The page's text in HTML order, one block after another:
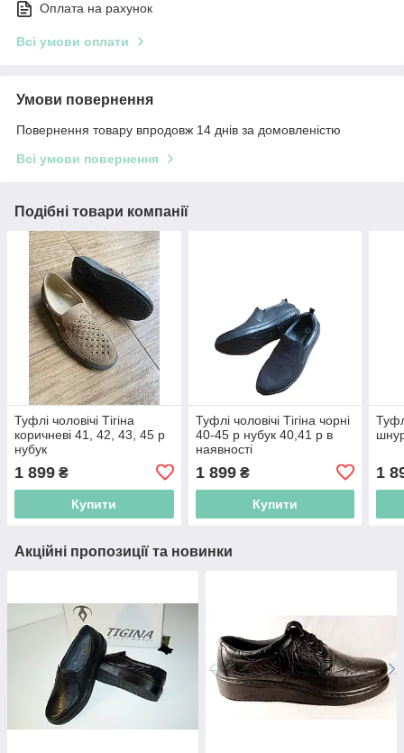
Оплата на рахунок
Всі умови оплати
Умови повернення
Повернення товару впродовж 14 днів за домовленістю
Всі умови повернення
Подібні товари компанії
Туфлі чоловічі Тігіна
коричневі 41, 42, 43, 45 р
нубук
1 899 ₴
Купити
Туфлі чоловічі Тігіна чорні
40-45 р нубук 40,41 р в
наявності
1 899₴
Купити
1
Акційні пропозиції та новинки